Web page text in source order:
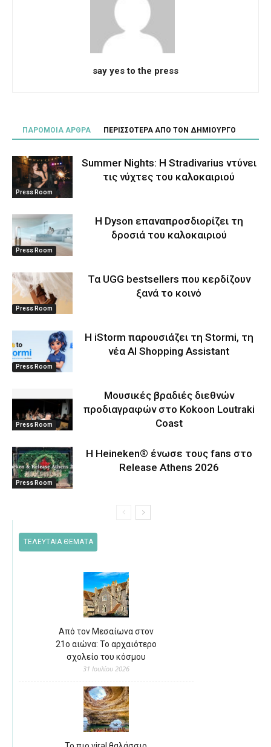
say yes to the press
ΠΑΡΟΜΟΙΑ ΑΡΘΡΑ ΠΕΡΙΣΣΟΤΕΡΑ ΑΠΟ ΤΟΝ ΔΗΜΙΟΥΡΓΟ
Press Room
Summer Nights: Η Stradivarius ντύνει
τις νύχτες του καλοκαιριού
Press Room
Η Dyson επαναπροσδιορίζει τη
δροσιά του καλοκαιριού
Press Room
Τα UGG bestsellers που κερδίζουν
ξανά το κοινό
Press Room
Η iStorm παρουσιάζει τη Stormi, τη
νέα AI Shopping Assistant
Press Room
Μουσικές βραδιές διεθνών
προδιαγραφών στο Kokoon Loutraki
Coast
Press Room
Η Heineken® ένωσε τους fans στο
Release Athens 2026
ΤΕΛΕΥΤΑΙΑ ΘΕΜΑΤΑ
Από τον Μεσαίωνα στον
21ο αιώνα: Το αρχαιότερο
σχολείο του κόσμου
31 Ιουλίου 2026